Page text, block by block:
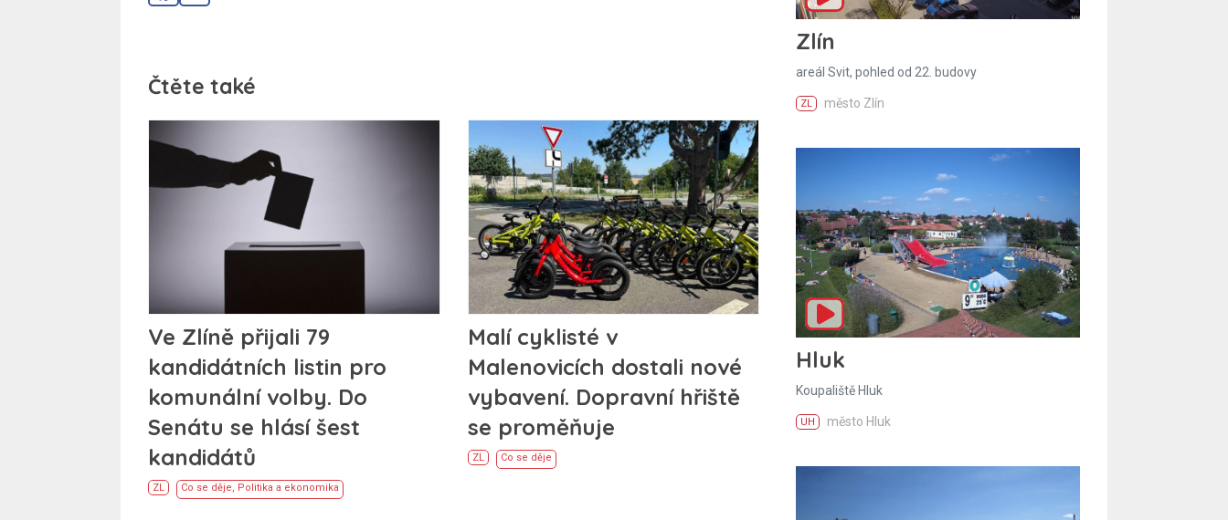
Čtěte také
Ve Zlíně přijali 79
kandidátních listin pro
komunální volby. Do
Senátu se hlásí šest
kandidátů
ZL Co se děje, Politika a ekonomika
Malí cyklisté v
Malenovicích dostali nové
vybavení. Dopravní hřiště
se proměňuje
ZL Co se děje
Zlín
areál Svit, pohled od 22. budovy
ZL město Zlín
Hluk
Koupaliště Hluk
UH město Hluk